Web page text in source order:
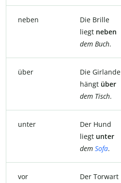
neben
Die Brille
liegt neben
dem Buch.
über
Die Girlande
hängt über
dem Tisch.
unter
Der Hund
liegt unter
dem Sofa.
vor
Der Torwart